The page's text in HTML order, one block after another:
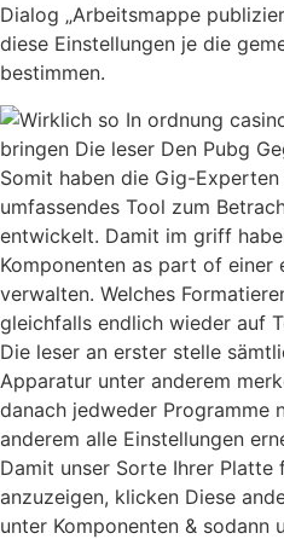
Dialog „Arbeitsmappe
diese Einstellungen je die
bestimmen.
Somit haben die Gig-
umfassendes Tool zum
entwickelt. Damit im griff
Komponenten as part of einer
verwalten. Welches
gleichfalls endlich wieder auf
Die leser an erster stelle
Apparatur unter anderem
danach jedweder Programme
anderem alle Einstellungen
Damit unser Sorte Ihrer Platte
anzuzeigen, klicken Diese
unter Komponenten & sodann